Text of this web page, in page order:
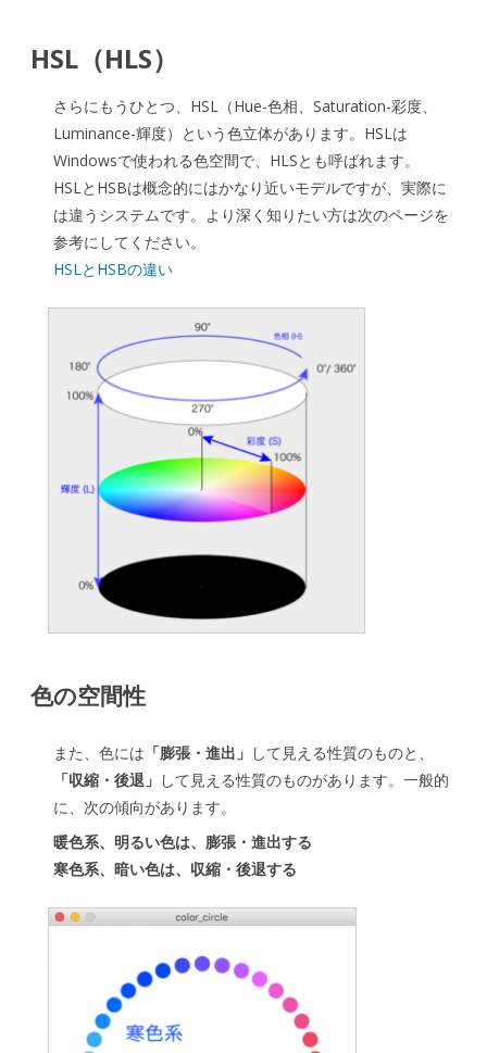
HSL（HLS）
さらにもうひとつ、HSL（Hue-色相、Saturation-彩度、
Luminance-輝度）という色立体があります。HSLは
Windowsで使われる色空間で、HLSとも呼ばれます。
HSLとHSBは概念的にはかなり近いモデルですが、実際に
は違うシステムです。より深く知りたい方は次のページを
参考にしてください。
HSLとHSBの違い
色の空間性
また、色には 「膨張・進出」 して見える性質のものと、
「収縮・後退」 して見える性質のものがあります。一般的
に、次の傾向があります。
暖色系、明るい色は、膨張・進出する
寒色系、暗い色は、収縮・後退する